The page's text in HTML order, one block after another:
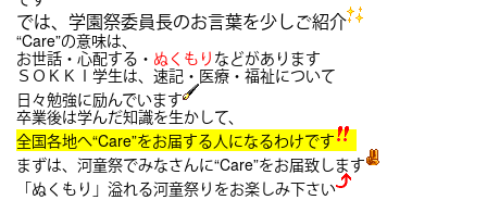
では、学園祭委員長のお言葉を少しご紹介
“Care”の意味は、
お世話・心配する・ ぬくもり などがあります
ＳＯＫＫＩ学生は、速記・医療・福祉について
日々勉強に励んでいます
卒業後は学んだ知識を生かして、
全国各地へ“Care”をお届する人になるわけです
まずは、河童祭でみなさんに“Care”をお届致します
「ぬくもり」溢れる河童祭りをお楽しみ下さい